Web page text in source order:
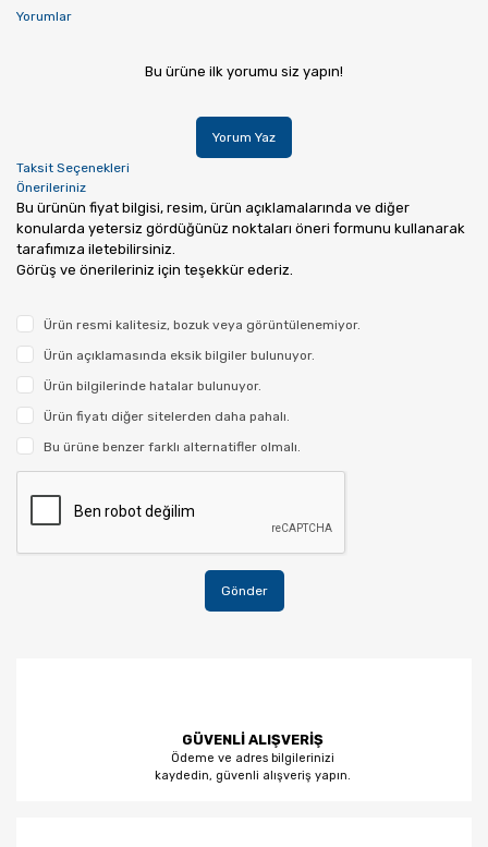
Yorumlar
Bu ürüne ilk yorumu siz yapın!
Yorum Yaz
Taksit Seçenekleri
Önerileriniz
Bu ürünün fiyat bilgisi, resim, ürün açıklamalarında ve diğer
konularda yetersiz gördüğünüz noktaları öneri formunu kullanarak
tarafımıza iletebilirsiniz.
Görüş ve önerileriniz için teşekkür ederiz.
Ürün resmi kalitesiz, bozuk veya görüntülenemiyor.
Ürün açıklamasında eksik bilgiler bulunuyor.
Ürün bilgilerinde hatalar bulunuyor.
Ürün fiyatı diğer sitelerden daha pahalı.
Bu ürüne benzer farklı alternatifler olmalı.
Gönder
GÜVENLİ ALIŞVERİŞ
Ödeme ve adres bilgilerinizi
kaydedin, güvenli alışveriş yapın.